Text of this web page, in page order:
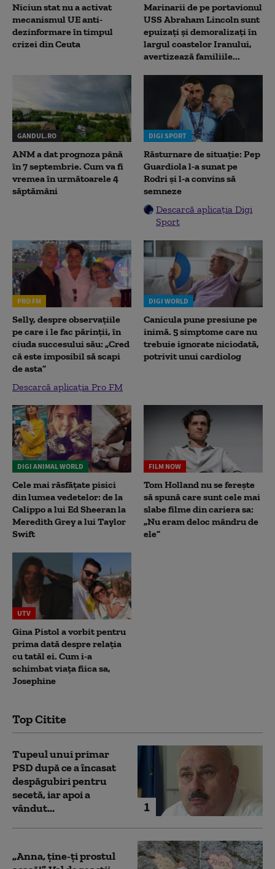
Niciun stat nu a activat
mecanismul UE anti-
dezinformare în timpul
crizei din Ceuta
Marinarii de pe portavionul
USS Abraham Lincoln sunt
epuizați și demoralizați în
largul coastelor Iranului,
avertizează familiile...
GANDUL.RO
ANM a dat prognoza până
în 7 septembrie. Cum va fi
vremea în următoarele 4
săptămâni
DIGI SPORT
Răsturnare de situație: Pep
Guardiola l-a sunat pe
Rodri și l-a convins să
semneze
Descarcă aplicația Digi
Sport
PRO FM
Selly, despre observațiile
pe care i le fac părinții, în
ciuda succesului său: „Cred
că este imposibil să scapi
de asta”
Descarcă aplicația Pro FM
DIGI WORLD
Canicula pune presiune pe
inimă. 5 simptome care nu
trebuie ignorate niciodată,
potrivit unui cardiolog
DIGI ANIMAL WORLD
Cele mai răsfățate pisici
din lumea vedetelor: de la
Calippo a lui Ed Sheeran la
Meredith Grey a lui Taylor
Swift
FILM NOW
Tom Holland nu se ferește
să spună care sunt cele mai
slabe filme din cariera sa:
„Nu eram deloc mândru de
ele”
UTV
Gina Pistol a vorbit pentru
prima dată despre relația
cu tatăl ei. Cum i-a
schimbat viața fiica sa,
Josephine
Top Citite
1
Tupeul unui primar
PSD după ce a încasat
despăgubiri pentru
secetă, iar apoi a
vândut...
„Anna, ţine-ţi prostul